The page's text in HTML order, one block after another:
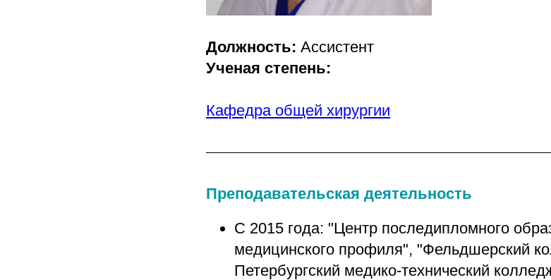
Должность: Ассистент
Ученая степень:
Кафедра общей хирургии
Преподавательская деятельность
С 2015 года: "Центр последипломного
медицинского профиля", "Фельдшерский
Петербургский медико-технический